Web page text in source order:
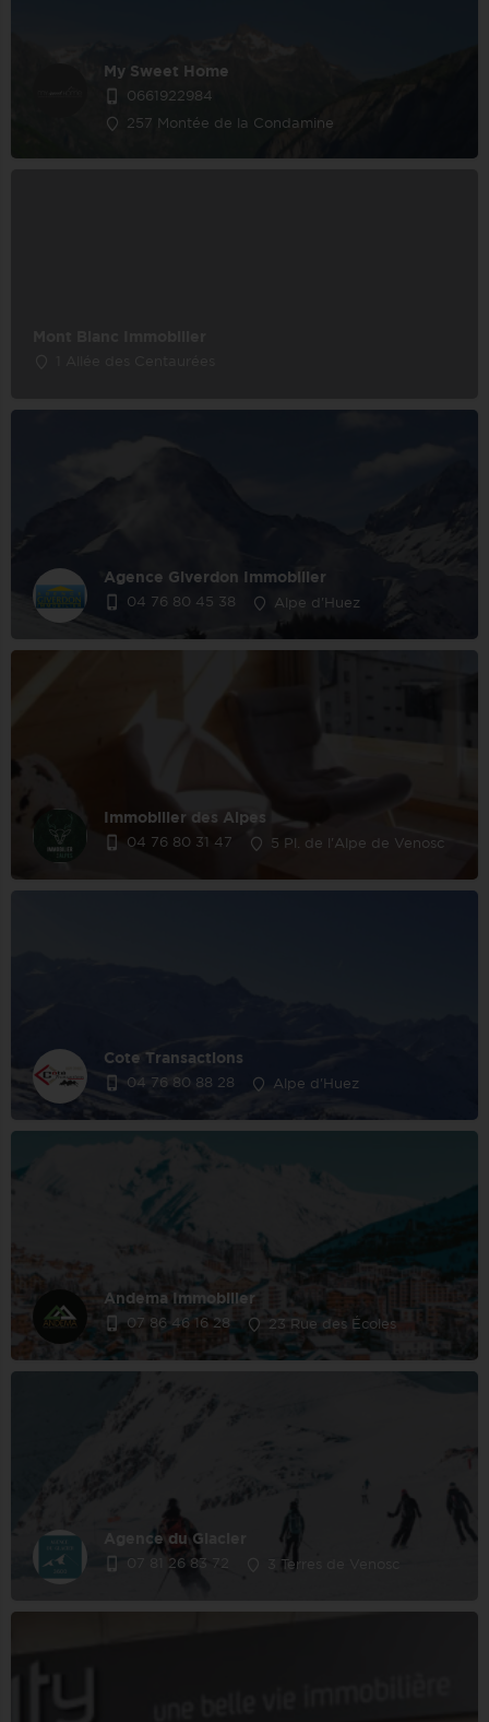
My Sweet Home
0661922984
257 Montée de la Condamine
Agence Giverdon Immobilier
04 76 80 45 38 Alpe d'Huez
Immobilier des Alpes
04 76 80 31 47 5 Pl. de l'Alpe de Venosc
Cote Transactions
04 76 80 88 28 Alpe d'Huez
Andema Immobilier
07 86 46 16 28 23 Rue des Écoles
Agence du Glacier
07 81 26 83 72 3 Terres de Venosc